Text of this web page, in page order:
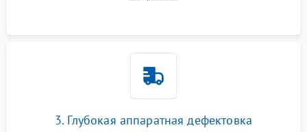
3. Глубокая аппаратная дефектовка